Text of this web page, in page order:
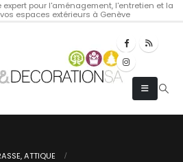
pour l'aménagement, l'entretien et la
espaces extérieurs à Genève
ATTIQUE